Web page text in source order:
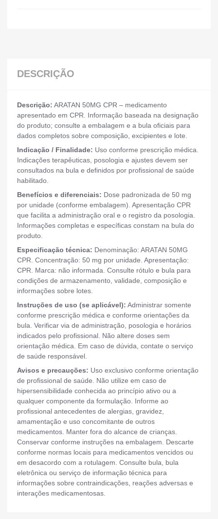
DESCRIÇÃO
Descrição: ARATAN 50MG CPR – medicamento
apresentado em CPR. Informação baseada na designação
do produto; consulte a embalagem e a bula oficiais para
dados completos sobre composição, excipientes e lote.
Indicação / Finalidade: Uso conforme prescrição médica.
Indicações terapêuticas, posologia e ajustes devem ser
consultados na bula e definidos por profissional de saúde
habilitado.
Benefícios e diferenciais: Dose padronizada de 50 mg
por unidade (conforme embalagem). Apresentação CPR
que facilita a administração oral e o registro da posologia.
Informações completas e específicas constam na bula do
produto.
Especificação técnica: Denominação: ARATAN 50MG
CPR. Concentração: 50 mg por unidade. Apresentação:
CPR. Marca: não informada. Consulte rótulo e bula para
condições de armazenamento, validade, composição e
informações sobre lotes.
Instruções de uso (se aplicável): Administrar somente
conforme prescrição médica e conforme orientações da
bula. Verificar via de administração, posologia e horários
indicados pelo profissional. Não altere doses sem
orientação médica. Em caso de dúvida, contate o serviço
de saúde responsável.
Avisos e precauções: Uso exclusivo conforme orientação
de profissional de saúde. Não utilize em caso de
hipersensibilidade conhecida ao princípio ativo ou a
qualquer componente da formulação. Informe ao
profissional antecedentes de alergias, gravidez,
amamentação e uso concomitante de outros
medicamentos. Manter fora do alcance de crianças.
Conservar conforme instruções na embalagem. Descarte
conforme normas locais para medicamentos vencidos ou
em desacordo com a rotulagem. Consulte bula, bula
eletrônica ou serviço de informação técnica para
informações sobre contraindicações, reações adversas e
interações medicamentosas.